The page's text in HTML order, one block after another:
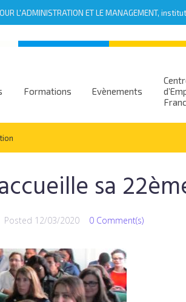
L'ADMINISTRATION ET LE MANAGEMENT,
Formations Evènements
accueille sa
Posted 12/03/2020 0 Comment(s)